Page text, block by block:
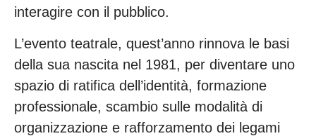
interagire con il pubblico.
L’evento teatrale, quest’anno rinnova le basi
della sua nascita nel 1981, per diventare uno
spazio di ratifica dell’identità, formazione
professionale, scambio sulle modalità di
organizzazione e rafforzamento dei legami